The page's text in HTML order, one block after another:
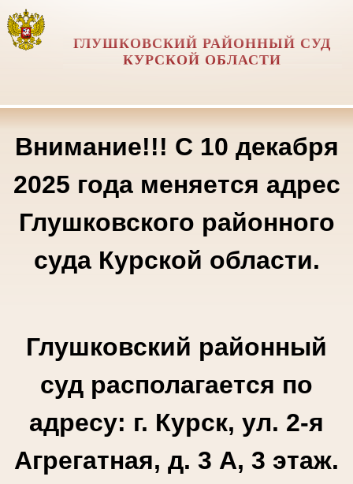
ГЛУШКОВСКИЙ РАЙОННЫЙ СУД
КУРСКОЙ ОБЛАСТИ
Внимание!!! С 10 декабря
2025 года меняется адрес
Глушковского районного
суда Курской области.
Глушковский районный
суд располагается по
адресу: г. Курск, ул. 2-я
Агрегатная, д. 3 А, 3 этаж.